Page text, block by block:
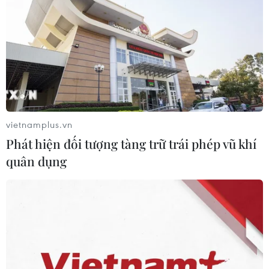
Hương Tràm
02/08/2026 01:01
VPBank đồng tổ chức và là nhà tài
trợ chính BIGBANG World Tour tại
Việt Nam
29/07/2026 07:10
Dòng chảy văn hóa truyền thống
trong 'Lý Ngựa ô Huế' phiên bản
người giữ bình yên cho Tổ quốc
vietnamplus.vn
Phát hiện đối tượng tàng trữ trái phép vũ khí
quân dụng